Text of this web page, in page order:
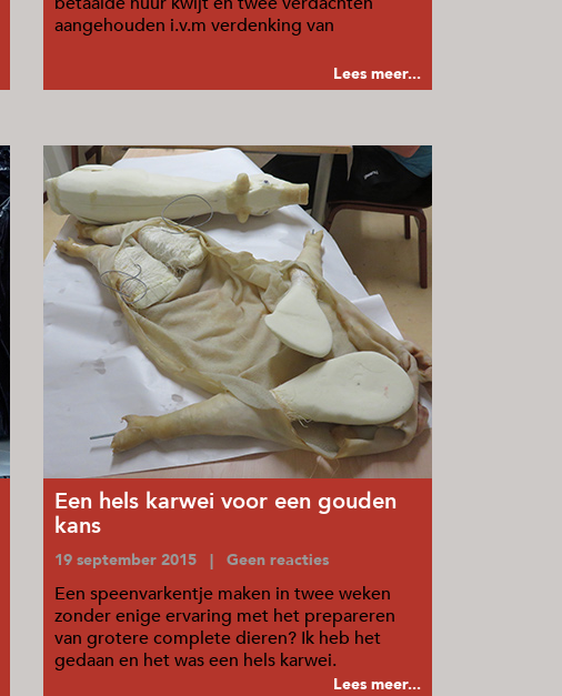
aangehouden i.v.m verdenking van
Lees meer...
Een hels karwei voor een gouden
kans
19 september 2015 | Geen reacties
Een speenvarkentje maken in twee weken
zonder enige ervaring met het prepareren
van grotere complete dieren? Ik heb het
gedaan en het was een hels karwei.
Lees meer...